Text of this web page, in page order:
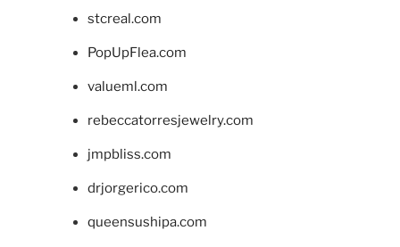
stcreal.com
PopUpFlea.com
valueml.com
rebeccatorresjewelry.com
jmpbliss.com
drjorgerico.com
queensushipa.com